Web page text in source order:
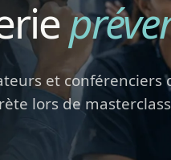
et
lors de